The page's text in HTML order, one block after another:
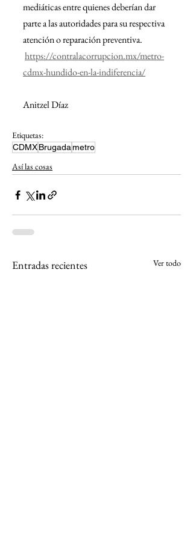
mediáticas entre quienes deberían dar
parte a las autoridades para su respectiva
atención o reparación preventiva.
https://contralacorrupcion.mx/metro-
cdmx-hundido-en-la-indiferencia/
Anitzel Díaz
Etiquetas:
CDMXBrugadametro
Así las cosas
Entradas recientes Ver todo